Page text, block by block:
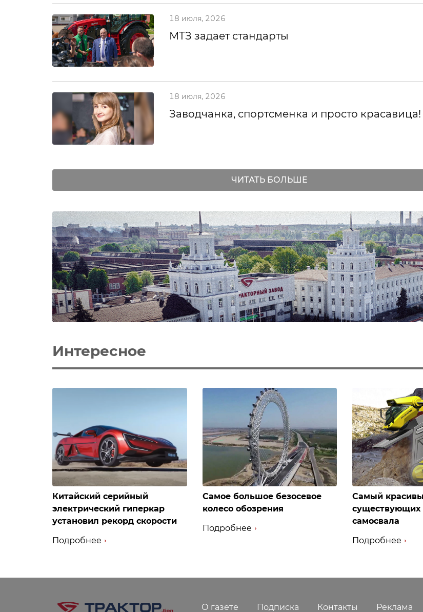
18 июля, 2026
МТЗ задает стандарты
18 июля, 2026
Заводчанка, спортсменка и просто красавица!
ЧИТАТЬ БОЛЬШЕ
Интересное
Китайский серийный
электрический гиперкар
установил рекорд скорости
Подробнее
Самое большое безосевое
колесо обозрения
Подробнее
Самый
существующих
самосвала
Подробнее
О газете Подписка Контакты Реклама